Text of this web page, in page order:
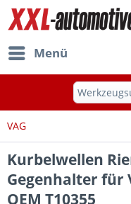
Menü
VAG
Kurbelwellen
Gegenhalter für
OEM T10355